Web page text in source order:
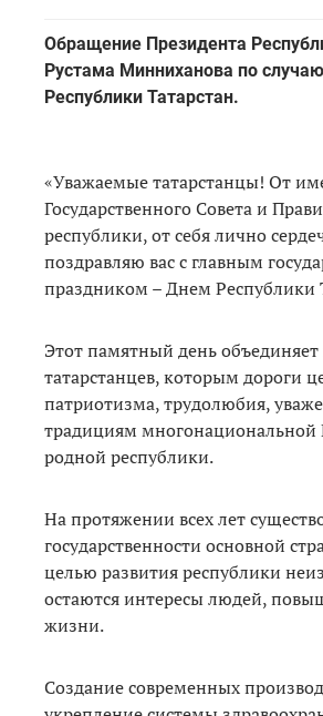
Обращение Президента
Рустама Минниханова по
Республики Татарстан.
«Уважаемые татарстанцы! От
Государственного Совета и
республики, от себя лично
поздравляю вас с главным
праздником – Днем Республики
Этот памятный день объединяет
татарстанцев, которым дороги
патриотизма, трудолюбия,
традициям многонациональной
родной республики.
На протяжении всех лет
государственности основной
целью развития республики
остаются интересы людей,
жизни.
Создание современных